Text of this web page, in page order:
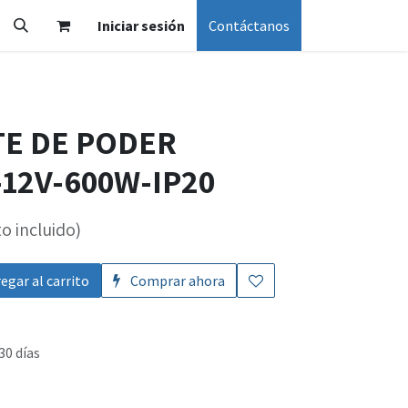
Iniciar sesión Contáctanos
DE PODER
600W-IP20
incluido)
al carrito Comprar ahora
días